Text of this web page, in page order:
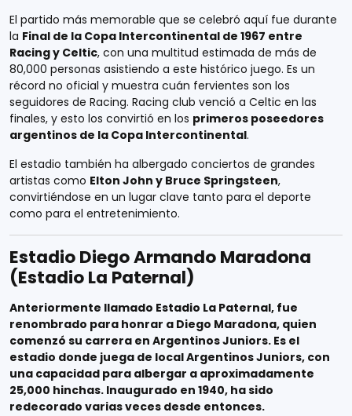
El partido más memorable que se celebró aquí fue durante
la Final de la Copa Intercontinental de 1967 entre
Racing y Celtic, con una multitud estimada de más de
80,000 personas asistiendo a este histórico juego. Es un
récord no oficial y muestra cuán fervientes son los
seguidores de Racing. Racing club venció a Celtic en las
finales, y esto los convirtió en los primeros poseedores
argentinos de la Copa Intercontinental.
El estadio también ha albergado conciertos de grandes
artistas como Elton John y Bruce Springsteen,
convirtiéndose en un lugar clave tanto para el deporte
como para el entretenimiento.
Estadio Diego Armando Maradona
(Estadio La Paternal)
Anteriormente llamado Estadio La Paternal, fue
renombrado para honrar a Diego Maradona, quien
comenzó su carrera en Argentinos Juniors. Es el
estadio donde juega de local Argentinos Juniors, con
una capacidad para albergar a aproximadamente
25,000 hinchas. Inaugurado en 1940, ha sido
redecorado varias veces desde entonces.